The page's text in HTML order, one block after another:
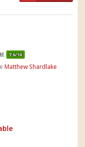
7.6/10
Matthew Shardlake